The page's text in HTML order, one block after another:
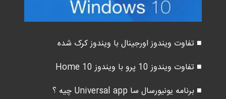
■ تفاوت ویندوز اورجینال با ویندوز کرک شده
■ تفاوت ویندوز 10 پرو با ویندوز 10 Home
■ برنامه یونیورسال سا Universal app چیه ؟